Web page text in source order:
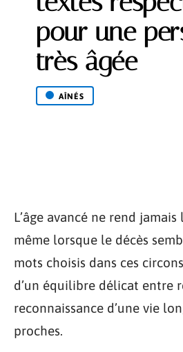
pour une
très âgée
AÎNÉS
L’âge avancé ne rend
même lorsque le décès
mots choisis dans ces
d’un équilibre délicat entre
reconnaissance d’une vie
proches.